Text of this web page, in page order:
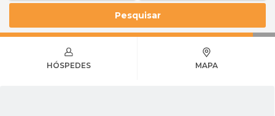
Pesquisar
HÓSPEDES MAPA